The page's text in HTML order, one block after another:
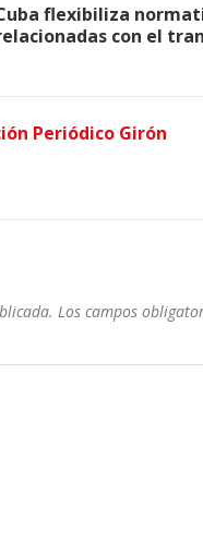
flexibiliza
con el
Periódico Girón
Los campos